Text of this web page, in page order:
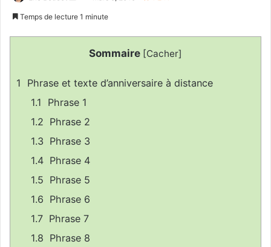
r
u
c
o
u
r
i
e
Temps de lecture 1 minute
Sommaire [Cacher]
1 Phrase et texte d’anniversaire à distance
1.1
Phrase 1
1.2 Phrase 2
1.3 Phrase 3
1.4 Phrase 4
1.5 Phrase 5
1.6 Phrase 6
1.7 Phrase 7
1.8 Phrase 8